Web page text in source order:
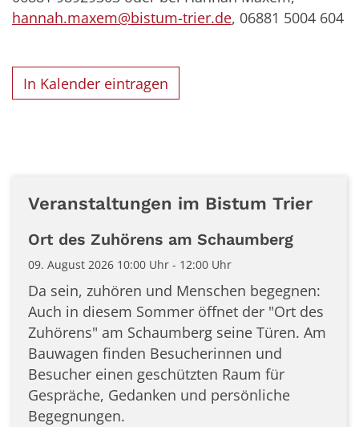
hannah.maxem@bistum-trier.de, 06881 5004 604
In Kalender eintragen
Veranstaltungen im Bistum Trier
Ort des Zuhörens am Schaumberg
09. August 2026 10:00 Uhr - 12:00 Uhr
Da sein, zuhören und Menschen begegnen:
Auch in diesem Sommer öffnet der "Ort des
Zuhörens" am Schaumberg seine Türen. Am
Bauwagen finden Besucherinnen und
Besucher einen geschützten Raum für
Gespräche, Gedanken und persönliche
Begegnungen.